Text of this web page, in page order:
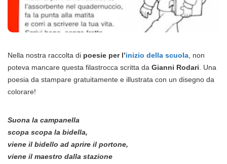
Nella nostra raccolta di poesie per l’inizio della scuola, non
poteva mancare questa filastrocca scritta da Gianni Rodari. Una
poesia da stampare gratuitamente e illustrata con un disegno da
colorare!
Suona la campanella
scopa scopa la bidella,
viene il bidello ad aprire il portone,
viene il maestro dalla stazione